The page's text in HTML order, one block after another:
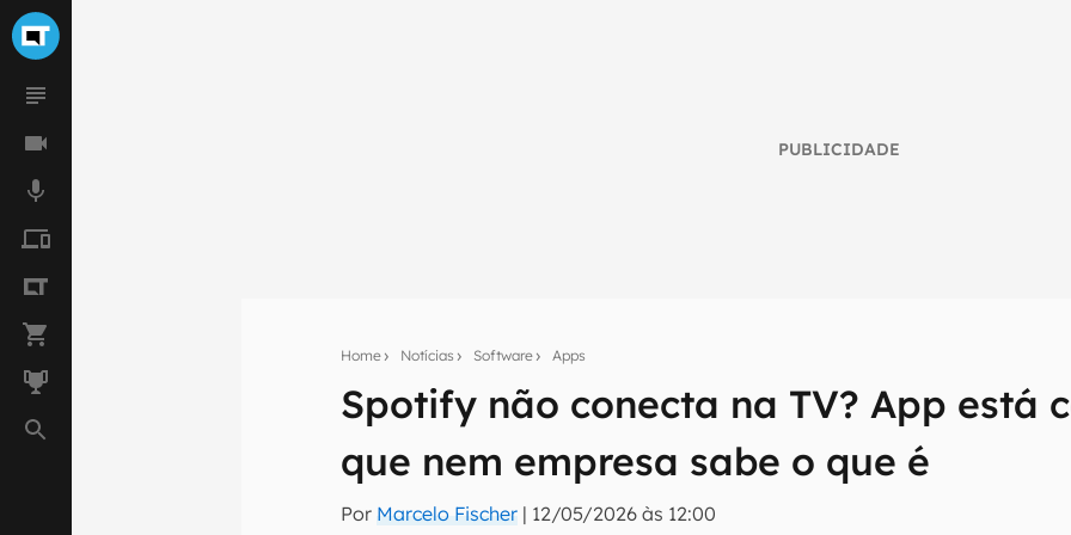
PUBLICIDADE
Home Notícias Software Apps
Spotify não conecta na TV? App está
que nem empresa sabe o que é
Por Marcelo Fischer | 12/05/2026 às 12:00
Seu resumo inteligente do mundo tech!
Assine a newsletter do Canaltech e receba notícias e reviews sobre tecnologia
mão.
E-mail